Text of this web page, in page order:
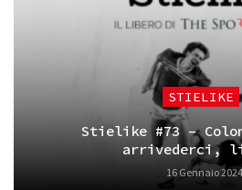
STIELIKE
Stielike #73 –
arrivederci,
16 Gennaio 2024